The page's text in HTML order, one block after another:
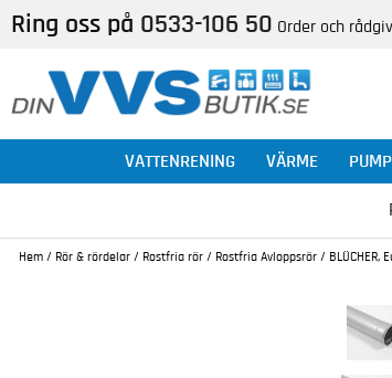
Ring oss på 0533-106 50 Order och
VATTENRENING VÄRME
Hem / Rör & rördelar / Rostfria rör / Rostfria Avloppsrör / BLÜCHER,